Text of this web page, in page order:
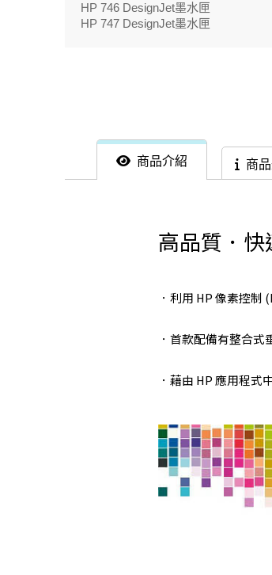
HP 746 DesignJet墨水匣
HP 747 DesignJet墨水匣
商品介紹 商
高品質．
．利用 HP 像素控
．首款配備有整合
．藉由 HP 應用程式